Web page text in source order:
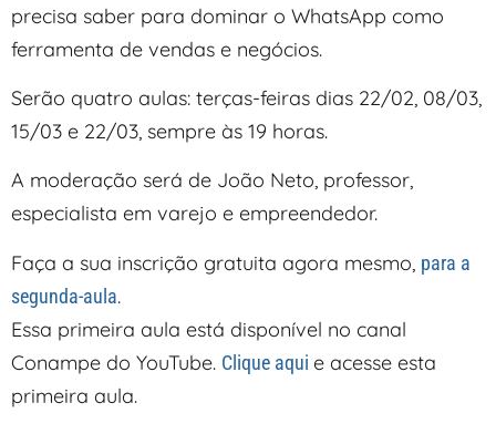
precisa saber para dominar o WhatsApp como
ferramenta de vendas e negócios.
Serão quatro aulas: terças-feiras dias 22/02, 08/03,
15/03 e 22/03, sempre às 19 horas.
A moderação será de João Neto, professor,
especialista em varejo e empreendedor.
Faça a sua inscrição gratuita agora mesmo, para a
segunda-aula.
Essa primeira aula está disponível no canal
Conampe do YouTube. Clique aqui e acesse esta
primeira aula.